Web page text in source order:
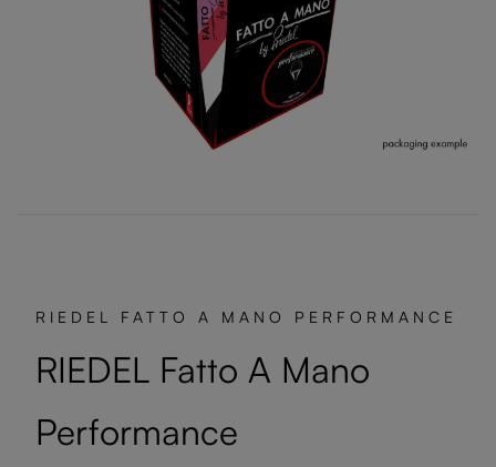
RIEDEL FATTO A MANO PERFORMANCE
RIEDEL Fatto A Mano
Performance